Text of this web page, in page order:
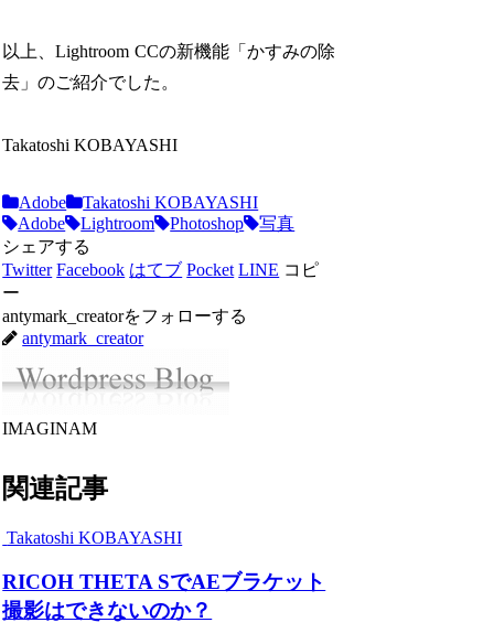
以上、Lightroom CCの新機能「かすみの除
去」のご紹介でした。
Takatoshi KOBAYASHI
Adobe
Takatoshi KOBAYASHI
Adobe
Lightroom Photoshop
写真
シェアする
Twitter Facebook はてブ Pocket LINE コピ
ー
antymark_creatorをフォローする
antymark_creator
IMAGINAM
関連記事
Takatoshi KOBAYASHI
RICOH THETA SでAEブラケット
撮影はできないのか？